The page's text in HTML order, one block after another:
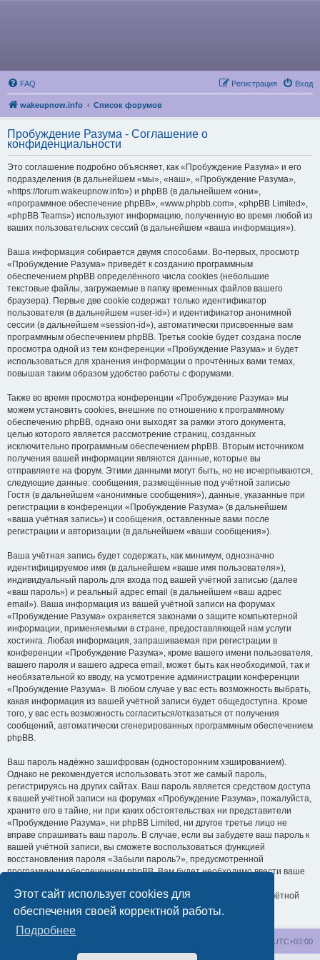
Этот сайт использует cookies для
обеспечения своей корректной работы.
Подробнее
FAQ Вход
Регистрация
wakeupnow.info Список форумов
Пробуждение Разума - Соглашение о
конфиденциальности
Это соглашение подробно объясняет, как «Пробуждение Разума» и его
подразделения (в дальнейшем «мы», «наш», «Пробуждение Разума»,
«https://forum.wakeupnow.info») и phpBB (в дальнейшем «они»,
«программное обеспечение phpBB», «www.phpbb.com», «phpBB Limited»,
«phpBB Teams») используют информацию, полученную во время любой из
ваших пользовательских сессий (в дальнейшем «ваша информация»).
Ваша информация собирается двумя способами. Во-первых, просмотр
«Пробуждение Разума» приведёт к созданию программным
обеспечением phpBB определённого числа cookies (небольшие
текстовые файлы, загружаемые в папку временных файлов вашего
браузера). Первые две cookie содержат только идентификатор
пользователя (в дальнейшем «user-id») и идентификатор анонимной
сессии (в дальнейшем «session-id»), автоматически присвоенные вам
программным обеспечением phpBB. Третья cookie будет создана после
просмотра одной из тем конференции «Пробуждение Разума» и будет
использоваться для хранения информации о прочтённых вами темах,
повышая таким образом удобство работы с форумами.
Также во время просмотра конференции «Пробуждение Разума» мы
можем установить cookies, внешние по отношению к программному
обеспечению phpBB, однако они выходят за рамки этого документа,
целью которого является рассмотрение страниц, созданных
исключительно программным обеспечением phpBB. Вторым источником
получения вашей информации являются данные, которые вы
отправляете на форум. Этими данными могут быть, но не исчерпываются,
следующие данные: сообщения, размещённые под учётной записью
Гостя (в дальнейшем «анонимные сообщения»), данные, указанные при
регистрации в конференции «Пробуждение Разума» (в дальнейшем
«ваша учётная запись») и сообщения, оставленные вами после
регистрации и авторизации (в дальнейшем «ваши сообщения»).
Ваша учётная запись будет содержать, как минимум, однозначно
идентифицируемое имя (в дальнейшем «ваше имя пользователя»),
индивидуальный пароль для входа под вашей учётной записью (далее
«ваш пароль») и реальный адрес email (в дальнейшем «ваш адрес
email»). Ваша информация из вашей учётной записи на форумах
«Пробуждение Разума» охраняется законами о защите компьютерной
информации, применяемыми в стране, предоставляющей нам услуги
хостинга. Любая информация, запрашиваемая при регистрации в
конференции «Пробуждение Разума», кроме вашего имени пользователя,
вашего пароля и вашего адреса email, может быть как необходимой, так и
необязательной ко вводу, на усмотрение администрации конференции
«Пробуждение Разума». В любом случае у вас есть возможность выбрать,
какая информация из вашей учётной записи будет общедоступна. Кроме
того, у вас есть возможность согласиться/отказаться от получения
сообщений, автоматически сгенерированных программным обеспечением
phpBB.
Ваш пароль надёжно зашифрован (односторонним хэшированием).
Однако не рекомендуется использовать этот же самый пароль,
регистрируясь на других сайтах. Ваш пароль является средством доступа
к вашей учётной записи на форумах «Пробуждение Разума», пожалуйста,
храните его в тайне, ни при каких обстоятельствах ни представители
«Пробуждение Разума», ни phpBB Limited, ни другое третье лицо не
вправе спрашивать ваш пароль. В случае, если вы забудете ваш пароль к
вашей учётной записи, вы сможете воспользоваться функцией
восстановления пароля «Забыли пароль?», предусмотренной
программным обеспечением phpBB. Вам будет необходимо ввести ваше
обеспечение phpBB сгенерирует вам новый пароль для вашей учётной
записи.
UTC+03:00